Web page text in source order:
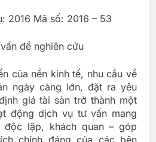
2016 Mã số: 2016 – 53
đề nghiên cứu
của nền kinh tế, nhu cầu về
ngày càng lớn, đặt ra yêu
giá tài sản trở thành một
động dịch vụ tư vấn mang
độc lập, khách quan – góp
chính đáng của các bên